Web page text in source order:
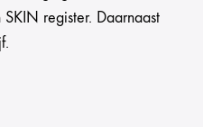
register. Daarnaast